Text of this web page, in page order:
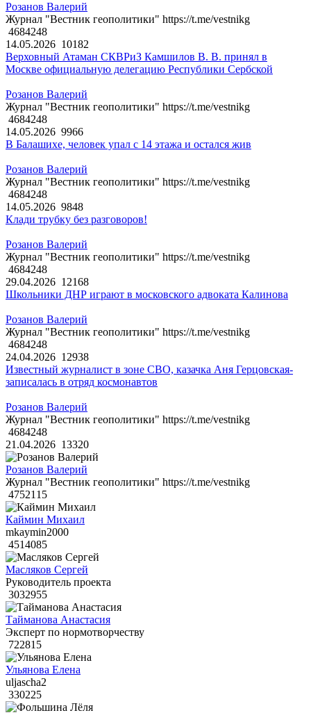
Розанов Валерий
Журнал "Вестник геополитики" https://t.me/vestnikg
4684248
14.05.2026 10182
Верховный Атаман СКВРиЗ Камшилов В. В. принял в
Москве официальную делегацию Республики Сербской
Розанов Валерий
Журнал "Вестник геополитики" https://t.me/vestnikg
4684248
14.05.2026 9966
В Балашихе, человек упал с 14 этажа и остался жив
Розанов Валерий
Журнал "Вестник геополитики" https://t.me/vestnikg
4684248
14.05.2026 9848
Клади трубку без разговоров!
Розанов Валерий
Журнал "Вестник геополитики" https://t.me/vestnikg
4684248
29.04.2026 12168
Школьники ДНР играют в московского адвоката Калинова
Розанов Валерий
Журнал "Вестник геополитики" https://t.me/vestnikg
4684248
24.04.2026 12938
Известный журналист в зоне СВО, казачка Аня Герцовская-
записалась в отряд космонавтов
Розанов Валерий
Журнал "Вестник геополитики" https://t.me/vestnikg
4684248
21.04.2026 13320
Розанов Валерий
Журнал "Вестник геополитики" https://t.me/vestnikg
4752115
Каймин Михаил
mkaymin2000
4514085
Масляков Сергей
Руководитель проекта
3032955
Тайманова Анастасия
Эксперт по нормотворчеству
722815
Ульянова Елена
uljascha2
330225